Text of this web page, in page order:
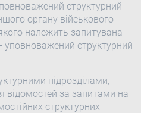
структурний
органу військового
належить запитувана
уповноважений структурний
підрозділами,
відомостей за запитами на
структурних